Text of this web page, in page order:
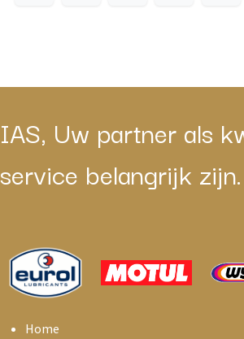
IAS, Uw partner als
service belangrijk zijn.
Home